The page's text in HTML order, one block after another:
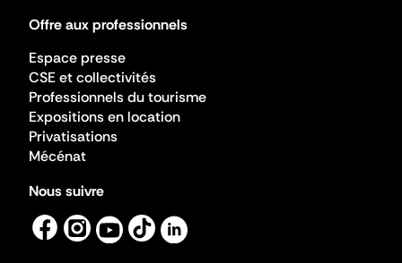
Offre aux professionnels
Espace presse
CSE et collectivités
Professionnels du tourisme
Expositions en location
Privatisations
Mécénat
Nous suivre